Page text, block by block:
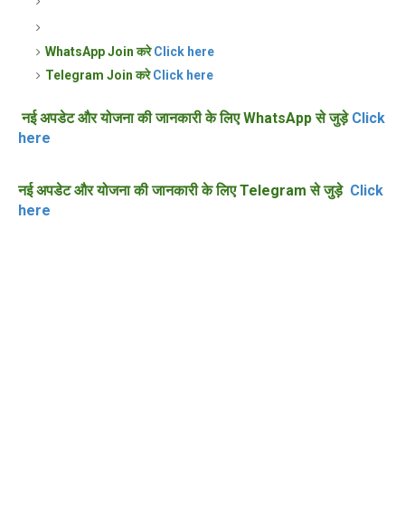
WhatsApp Join करेClick here
Telegram Join करेClick here
नई अपडेट और योजना की जानकारी के लिए WhatsApp से जुड़ेClick
here
नई अपडेट और योजना की जानकारी के लिए Telegram से जुड़ेClick
here